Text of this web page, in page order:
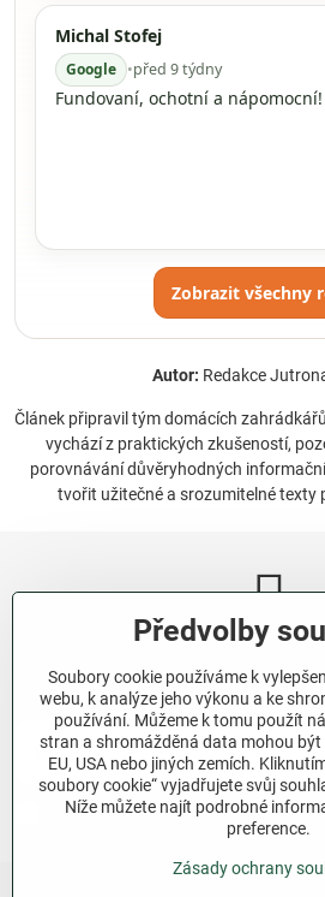
Michal Stofej
Google •před 9 týdny
Fundovaní, ochotní a nápomocní!
Zobrazit všechny
Autor: Redakce
Článek připravil tým domácích
vychází z praktických zkušeností,
porovnávání důvěryhodných
tvořit užitečné a srozumitelné texty
Odebírat naše
Chci se přihlásit k odběru novinek e-
Předvolby
Soubory cookie používáme k
webu, k analýze jeho výkonu a ke
používání. Můžeme k tomu použít
stran a shromážděná data mohou
EU, USA nebo jiných zemích.
soubory cookie“ vyjadřujete svůj
Níže můžete najít podrobné
preference.
Zásady ochrany